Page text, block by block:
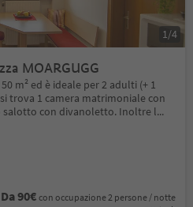
MOARGUGG
m² ed è ideale per 2 adulti (+ 1
trova 1 camera matrimoniale con
salotto con divanoletto. Inoltre l...
Da 90€ con occupazione 2 persone / notte
1 /4